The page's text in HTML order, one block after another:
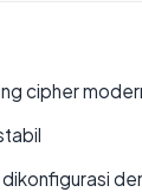
cipher